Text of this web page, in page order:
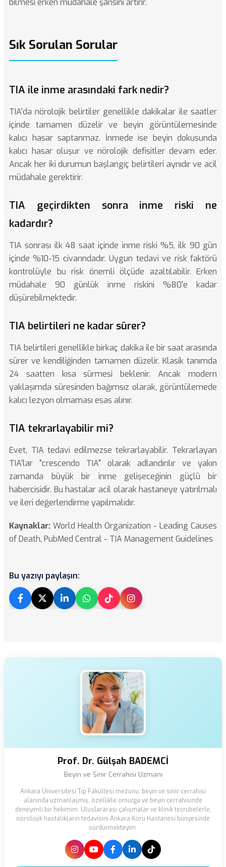
bilmesi erken müdahale şansını artırır.
Sık Sorulan Sorular
TIA ile inme arasındaki fark nedir?
TIA'da nörolojik belirtiler genellikle dakikalar ile saatler
içinde tamamen düzelir ve beyin görüntülemesinde
kalıcı hasar saptanmaz. İnmede ise beyin dokusunda
kalıcı hasar oluşur ve nörolojik defisitler devam eder.
Ancak her iki durumun başlangıç belirtileri aynıdır ve acil
müdahale gerektirir.
TIA geçirdikten sonra inme riski ne
kadardır?
TIA sonrası ilk 48 saat içinde inme riski %5, ilk 90 gün
içinde %10-15 civarındadır. Uygun tedavi ve risk faktörü
kontrolüyle bu risk önemli ölçüde azaltılabilir. Erken
müdahale 90 günlük inme riskini %80'e kadar
düşürebilmektedir.
TIA belirtileri ne kadar sürer?
TIA belirtileri genellikle birkaç dakika ile bir saat arasında
sürer ve kendiliğinden tamamen düzelir. Klasik tanımda
24 saatten kısa sürmesi beklenir. Ancak modern
yaklaşımda süresinden bağımsız olarak, görüntülemede
kalıcı lezyon olmaması esas alınır.
TIA tekrarlayabilir mi?
Evet, TIA tedavi edilmezse tekrarlayabilir. Tekrarlayan
TIA'lar "crescendo TIA" olarak adlandırılır ve yakın
zamanda büyük bir inme gelişeceğinin güçlü bir
habercisidir. Bu hastalar acil olarak hastaneye yatırılmalı
ve ileri değerlendirme yapılmalıdır.
Kaynaklar: World Health Organization - Leading Causes
of Death, PubMed Central - TIA Management Guidelines
Bu yazıyı paylaşın:
Prof. Dr. Gülşah BADEMCİ
Beyin ve Sinir Cerrahisi Uzmanı
Ankara Üniversitesi Tıp Fakültesi mezunu, beyin ve sinir cerrahisi
alanında uzmanlaşmış, özellikle omurga ve beyin cerrahisinde
deneyimli bir hekimim. Uluslararası çalışmalar ve klinik tecrübelerle,
nörolojik hastalıkların tedavisini Ankara Koru Hastanesi bünyesinde
sürdürmekteyim.